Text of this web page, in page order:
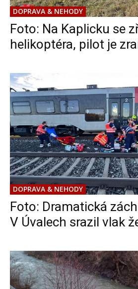
DOPRAVA & NEHODY
Foto: Na Kaplicku se
helikoptéra, pilot je
DOPRAVA & NEHODY
Foto: Dramatická
V Úvalech srazil vlak